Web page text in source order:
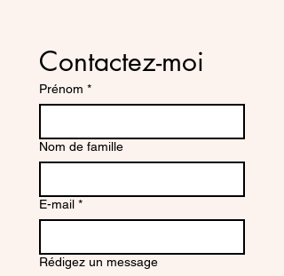
Contactez-moi
Prénom *
Nom de famille
E-mail *
Rédigez un message